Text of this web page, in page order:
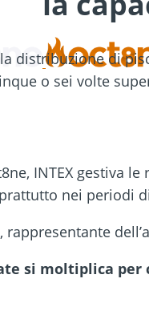
distribuzione di
o sei volte
INTEX gestiva
nei periodi
si moltiplica per